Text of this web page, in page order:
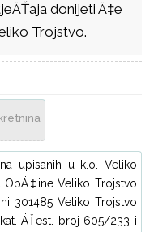
donijeti Ä‡e
Trojstvo.
upisanih u k.o. Veliko
Veliko Trojstvo
301485 Veliko Trojstvo
ÄŤest. broj 605/233 i